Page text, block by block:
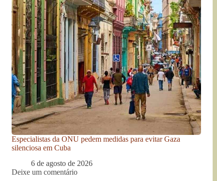
Especialistas da ONU pedem medidas para evitar Gaza
silenciosa em Cuba
6 de agosto de 2026
Deixe um comentário